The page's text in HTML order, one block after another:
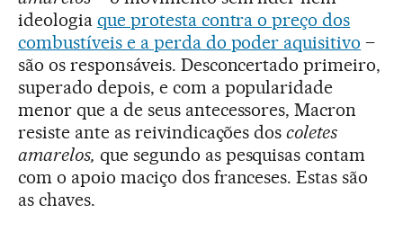
ideologia que protesta contra o preço dos
combustíveis e a perda do poder aquisitivo –
são os responsáveis. Desconcertado primeiro,
superado depois, e com a popularidade
menor que a de seus antecessores, Macron
resiste ante as reivindicações doscoletes
amarelos, que segundo as pesquisas contam
com o apoio maciço dos franceses. Estas são
as chaves.